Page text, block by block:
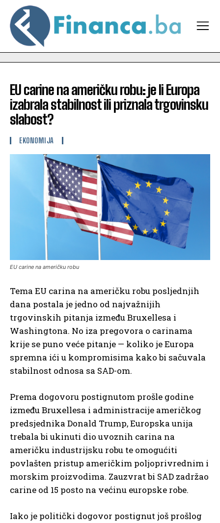
EU carine na američku robu: je li Europa
izabrala stabilnost ili priznala trgovinsku
slabost?
EKONOMIJA
EU carine na američku robu
Tema EU carina na američku robu posljednjih
dana postala je jedno od najvažnijih
trgovinskih pitanja između Bruxellesa i
Washingtona. No iza pregovora o carinama
krije se puno veće pitanje — koliko je Europa
spremna ići u kompromisima kako bi sačuvala
stabilnost odnosa sa SAD-om.
Prema dogovoru postignutom prošle godine
između Bruxellesa i administracije američkog
predsjednika Donald Trump, Europska unija
trebala bi ukinuti dio uvoznih carina na
američku industrijsku robu te omogućiti
povlašten pristup američkim poljoprivrednim i
morskim proizvodima. Zauzvrat bi SAD zadržao
carine od 15 posto na većinu europske robe.
Iako je politički dogovor postignut još prošlog